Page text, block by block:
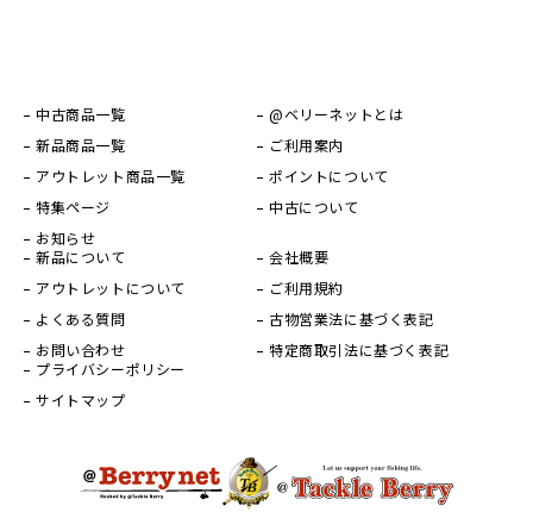
中古商品一覧
新品商品一覧
アウトレット商品一覧
特集ページ
お知らせ
@ベリーネットとは
ご利用案内
ポイントについて
中古について
新品について
アウトレットについて
よくある質問
お問い合わせ
会社概要
ご利用規約
古物営業法に基づく表記
特定商取引法に基づく表記
プライバシーポリシー
サイトマップ